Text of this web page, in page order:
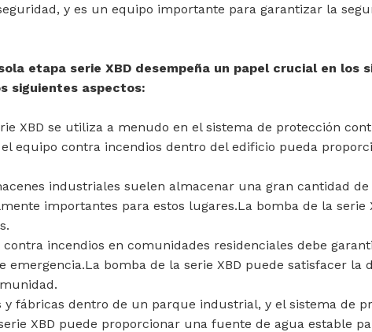
y es un equipo importante para garantizar la
etapa serie XBD desempeña un papel crucial en los
siguientes aspectos:
XBD se utiliza a menudo en el sistema de protección
equipo contra incendios dentro del edificio pueda
industriales suelen almacenar una gran cantidad
importantes para estos lugares.La bomba de la
incendios en comunidades residenciales debe
bomba de la serie XBD puede satisfacer la
fábricas dentro de un parque industrial, y el sistema de
XBD puede proporcionar una fuente de agua estable